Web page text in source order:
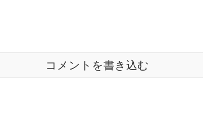
コメントを書き込む